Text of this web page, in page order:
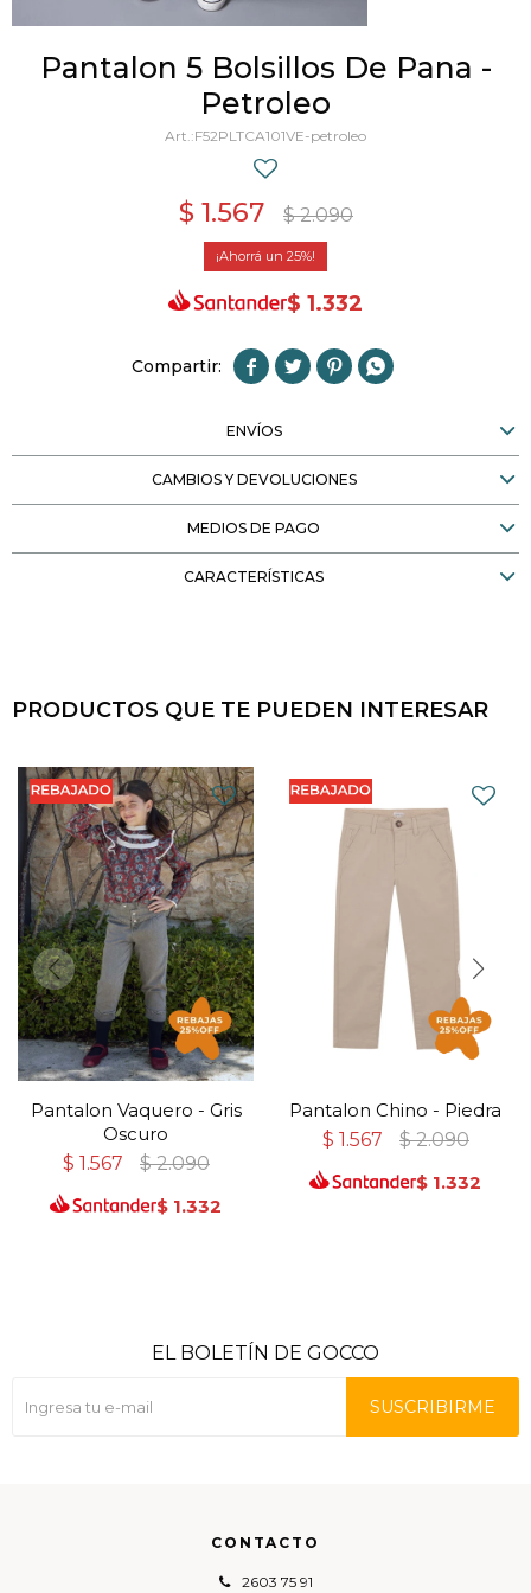
Pantalon 5 Bolsillos De Pana -
Petroleo
F52PLTCA101VE-petroleo
$ 1.567 $ 2.090
25
$ 1.332
   
ENVÍOS
CAMBIOS Y DEVOLUCIONES
MEDIOS DE PAGO
CARACTERÍSTICAS
PRODUCTOS QUE TE PUEDEN INTERESAR
Pantalon Vaquero - Gris
Oscuro
$ 1.567 $ 2.090
$ 1.332
Pantalon Chino - Piedra
$ 1.567 $ 2.090
$ 1.332
CONTACTO
2603 75 91
EL BOLETÍN DE GOCCO
SUSCRIBIRME